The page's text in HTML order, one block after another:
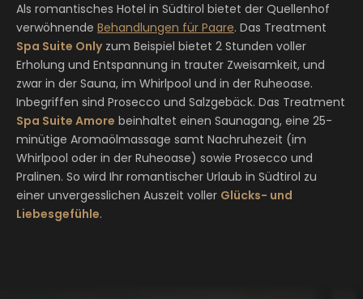
Als romantisches Hotel in Südtirol bietet der Quellenhof
verwöhnende Behandlungen für Paare. Das Treatment
Spa Suite Onlyzum Beispiel bietet 2 Stunden voller
Erholung und Entspannung in trauter Zweisamkeit, und
zwar in der Sauna, im Whirlpool und in der Ruheoase.
Inbegriffen sind Prosecco und Salzgebäck. Das Treatment
Spa Suite Amore beinhaltet einen Saunagang, eine 25-
minütige Aromaölmassage samt Nachruhezeit (im
Whirlpool oder in der Ruheoase) sowie Prosecco und
Pralinen. So wird Ihr romantischer Urlaub in Südtirol zu
einer unvergesslichen Auszeit voller Glücks- und
Liebesgefühle.